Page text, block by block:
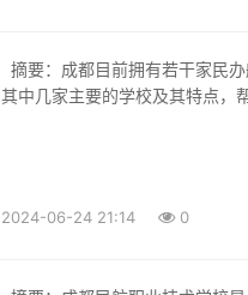
其中几家主要的学校及其特点，
2024-06-24 21:14 0